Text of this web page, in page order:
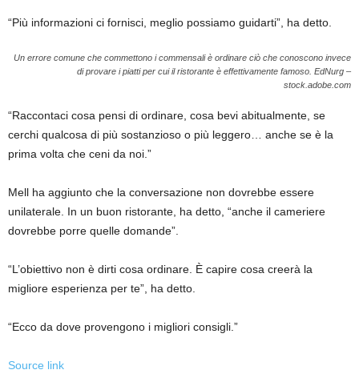
“Più informazioni ci fornisci, meglio possiamo guidarti”, ha detto.
Un errore comune che commettono i commensali è ordinare ciò che conoscono invece
di provare i piatti per cui il ristorante è effettivamente famoso. EdNurg –
stock.adobe.com
“Raccontaci cosa pensi di ordinare, cosa bevi abitualmente, se
cerchi qualcosa di più sostanzioso o più leggero… anche se è la
prima volta che ceni da noi.”
Mell ha aggiunto che la conversazione non dovrebbe essere
unilaterale. In un buon ristorante, ha detto, “anche il cameriere
dovrebbe porre quelle domande”.
“L’obiettivo non è dirti cosa ordinare. È capire cosa creerà la
migliore esperienza per te”, ha detto.
“Ecco da dove provengono i migliori consigli.”
Source link